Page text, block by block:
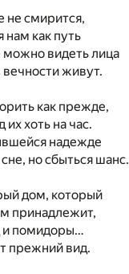
не смирится,
нам как путь
можно видеть лица
живут.
как прежде,
их хоть на час.
надежде
но сбыться шанс.
дом, который
принадлежит,
и помидоры…
прежний вид.